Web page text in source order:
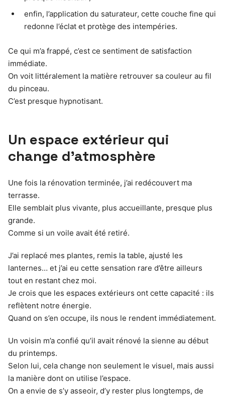
enfin, l’application du saturateur, cette couche fine qui
redonne l’éclat et protège des intempéries.
Ce qui m’a frappé, c’est ce sentiment de satisfaction
immédiate.
On voit littéralement la matière retrouver sa couleur au fil
du pinceau.
C’est presque hypnotisant.
Un espace extérieur qui
change d’atmosphère
Une fois la rénovation terminée, j’ai redécouvert ma
terrasse.
Elle semblait plus vivante, plus accueillante, presque plus
grande.
Comme si un voile avait été retiré.
J’ai replacé mes plantes, remis la table, ajusté les
lanternes… et j’ai eu cette sensation rare d’être ailleurs
tout en restant chez moi.
Je crois que les espaces extérieurs ont cette capacité : ils
reflètent notre énergie.
Quand on s’en occupe, ils nous le rendent immédiatement.
Un voisin m’a confié qu’il avait rénové la sienne au début
du printemps.
Selon lui, cela change non seulement le visuel, mais aussi
la manière dont on utilise l’espace.
On a envie de s’y asseoir, d’y rester plus longtemps, de